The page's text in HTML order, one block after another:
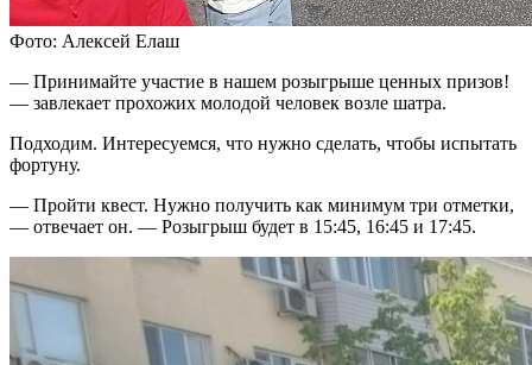
Фото: Алексей Елаш
— Принимайте участие в нашем розыгрыше ценных призов!
— завлекает прохожих молодой человек возле шатра.
Подходим. Интересуемся, что нужно сделать, чтобы испытать
фортуну.
— Пройти квест. Нужно получить как минимум три отметки,
— отвечает он. — Розыгрыш будет в 15:45, 16:45 и 17:45.